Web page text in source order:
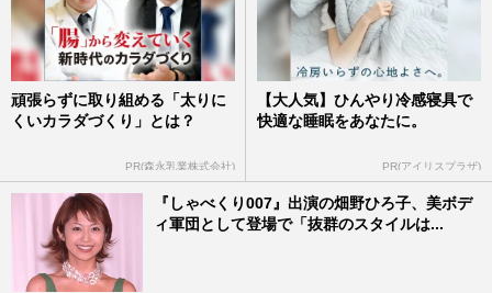
いろいろあったやん」水谷豊・伊藤蘭
の“過去”踏まえてエール続出…
『週刊女性』編集部
頑張らずに取り組める「太りに
くいカラダづくり」とは？
PR(森永乳業株式会社)
【大人気】ひんやり冷感寝具で
快適な睡眠をあなたに。
PR(アイリスプラザ)
『しゃべくり007』出演の畑野ひろ子、美ボデ
ィ軍団として登場で「抜群のスタイルは...